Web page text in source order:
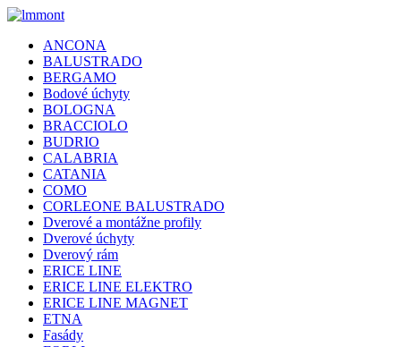
ANCONA
BALUSTRADO
BERGAMO
Bodové úchyty
BOLOGNA
BRACCIOLO
BUDRIO
CALABRIA
CATANIA
COMO
CORLEONE BALUSTRADO
Dverové a montážne profily
Dverové úchyty
Dverový rám
ERICE LINE
ERICE LINE ELEKTRO
ERICE LINE MAGNET
ETNA
Fasády